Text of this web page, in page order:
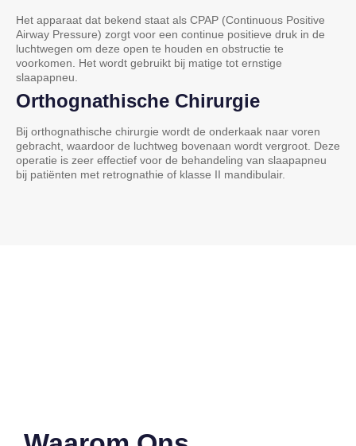
Het apparaat dat bekend staat als CPAP (Continuous Positive
Airway Pressure) zorgt voor een continue positieve druk in de
luchtwegen om deze open te houden en obstructie te
voorkomen. Het wordt gebruikt bij matige tot ernstige
slaapapneu.
Orthognathische Chirurgie
Bij orthognathische chirurgie wordt de onderkaak naar voren
gebracht, waardoor de luchtweg bovenaan wordt vergroot. Deze
operatie is zeer effectief voor de behandeling van slaapapneu
bij patiënten met retrognathie of klasse II mandibulair.